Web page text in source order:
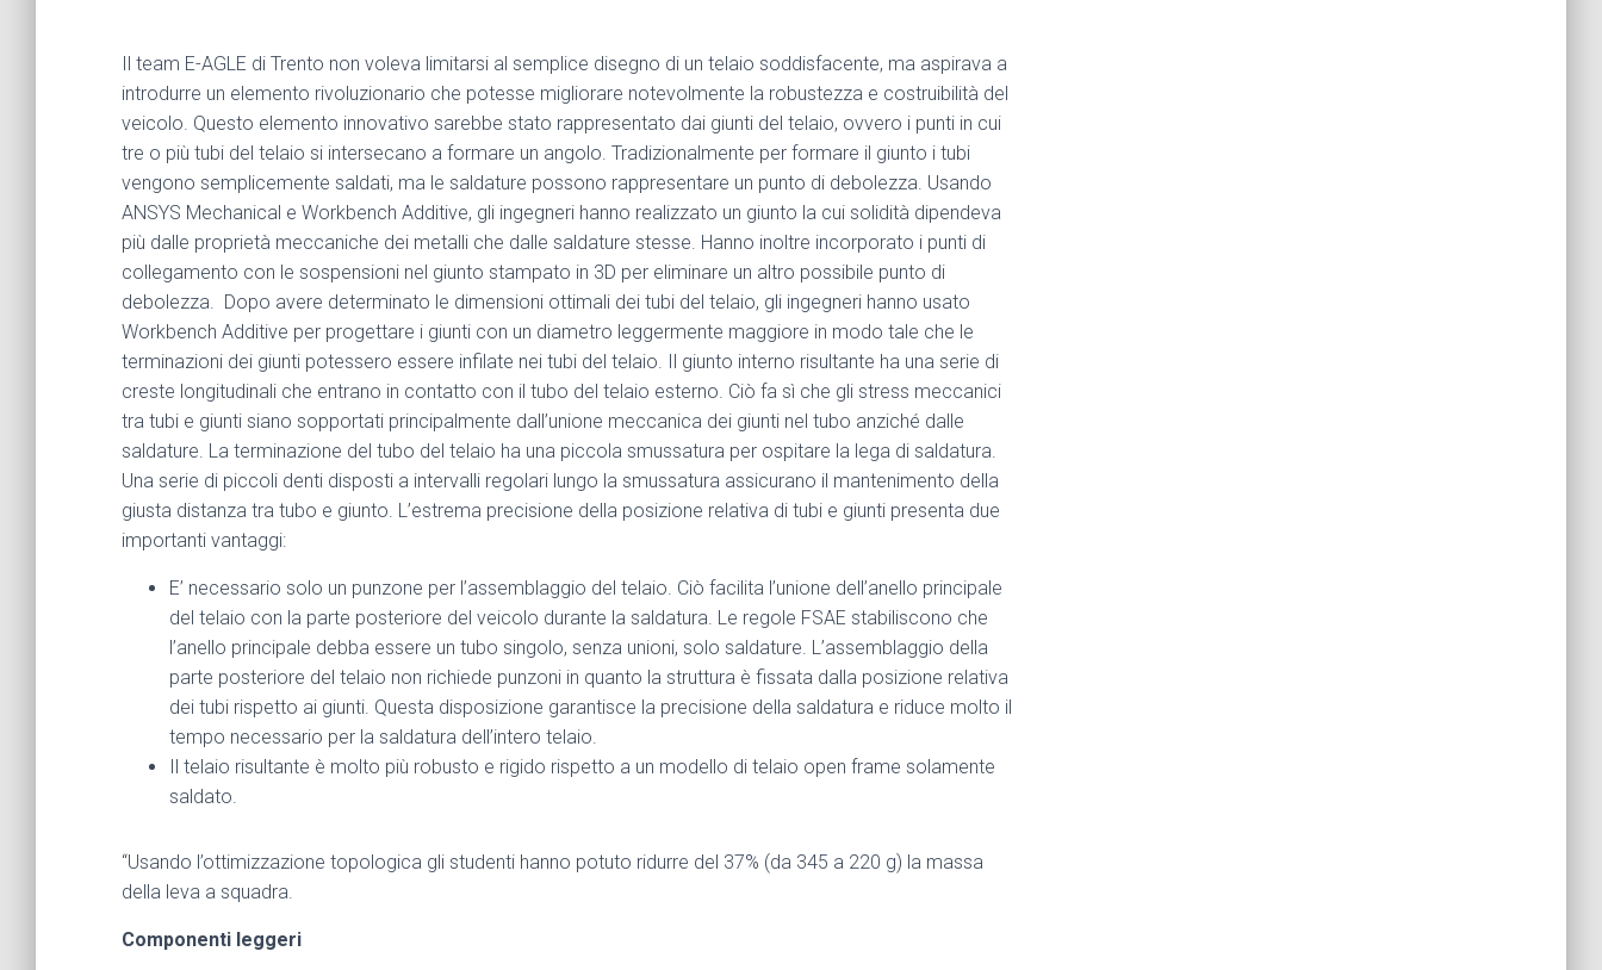
Il team E-AGLE di Trento non voleva limitarsi al semplice disegno di un telaio soddisfacente, ma aspirava a
introdurre un elemento rivoluzionario che potesse migliorare notevolmente la robustezza e costruibilità del
veicolo. Questo elemento innovativo sarebbe stato rappresentato dai giunti del telaio, ovvero i punti in cui
tre o più tubi del telaio si intersecano a formare un angolo. Tradizionalmente per formare il giunto i tubi
vengono semplicemente saldati, ma le saldature possono rappresentare un punto di debolezza. Usando
ANSYS Mechanical e Workbench Additive, gli ingegneri hanno realizzato un giunto la cui solidità dipendeva
più dalle proprietà meccaniche dei metalli che dalle saldature stesse. Hanno inoltre incorporato i punti di
collegamento con le sospensioni nel giunto stampato in 3D per eliminare un altro possibile punto di
debolezza. Dopo avere determinato le dimensioni ottimali dei tubi del telaio, gli ingegneri hanno usato
Workbench Additive per progettare i giunti con un diametro leggermente maggiore in modo tale che le
terminazioni dei giunti potessero essere infilate nei tubi del telaio. Il giunto interno risultante ha una serie di
creste longitudinali che entrano in contatto con il tubo del telaio esterno. Ciò fa sì che gli stress meccanici
tra tubi e giunti siano sopportati principalmente dall’unione meccanica dei giunti nel tubo anziché dalle
saldature. La terminazione del tubo del telaio ha una piccola smussatura per ospitare la lega di saldatura.
Una serie di piccoli denti disposti a intervalli regolari lungo la smussatura assicurano il mantenimento della
giusta distanza tra tubo e giunto. L’estrema precisione della posizione relativa di tubi e giunti presenta due
importanti vantaggi:
E’ necessario solo un punzone per l’assemblaggio del telaio. Ciò facilita l’unione dell’anello principale
del telaio con la parte posteriore del veicolo durante la saldatura. Le regole FSAE stabiliscono che
l’anello principale debba essere un tubo singolo, senza unioni, solo saldature. L’assemblaggio della
parte posteriore del telaio non richiede punzoni in quanto la struttura è fissata dalla posizione relativa
dei tubi rispetto ai giunti. Questa disposizione garantisce la precisione della saldatura e riduce molto il
tempo necessario per la saldatura dell’intero telaio.
Il telaio risultante è molto più robusto e rigido rispetto a un modello di telaio open frame solamente
saldato.
“Usando l’ottimizzazione topologica gli studenti hanno potuto ridurre del 37% (da 345 a 220 g) la massa
della leva a squadra.
Componenti leggeri